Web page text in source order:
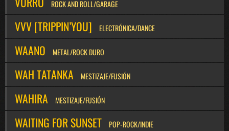
ROCK AND ROLL/GARAGE
VVV [TRIPPIN’YOU] ELECTRÓNICA/DANCE
WAANO METAL/ROCK DURO
WAH TATANKA MESTIZAJE/FUSIÓN
WAHIRA MESTIZAJE/FUSIÓN
WAITING FOR SUNSET POP-ROCK/INDIE